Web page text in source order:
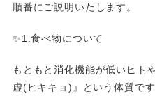
順番にご説明いたします。
✨1.食べ物について
もともと消化機能が低いヒト
虚(ヒキキョ)』という体質です